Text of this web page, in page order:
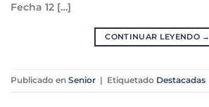
Fecha 12 […]
CONTINUAR LEYENDO →
Publicado en Senior | Etiquetado Destacadas